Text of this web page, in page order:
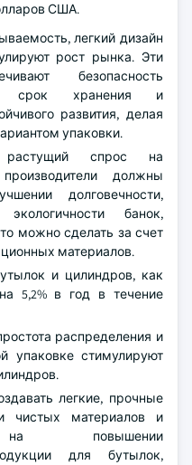
США.
легкий дизайн
рост рынка. Эти
безопасность
срок хранения и
развития, делая
упаковки.
растущий спрос на
должны
долговечности,
банок,
можно сделать за счет
материалов.
и цилиндров, как
5,2% в год в течение
распределения и
упаковке стимулируют
легкие, прочные
чистых материалов и
на повышении
для бутылок,